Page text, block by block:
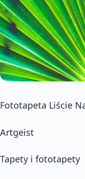
Fototapeta Liście
Artgeist
Tapety i fototapety